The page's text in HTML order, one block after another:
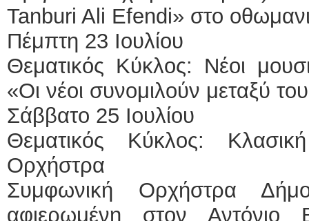
Tanburi Ali Efendi» στο
Πέμπτη 23 Ιουλίου
Θεματικός Κύκλος: Νέοι
«Οι νέοι συνομιλούν μεταξύ
Σάββατο 25 Ιουλίου
Θεματικός Κύκλος:
Ορχήστρα
Συμφωνική Ορχήστρα
αφιερωμένη στον Αντόνιο